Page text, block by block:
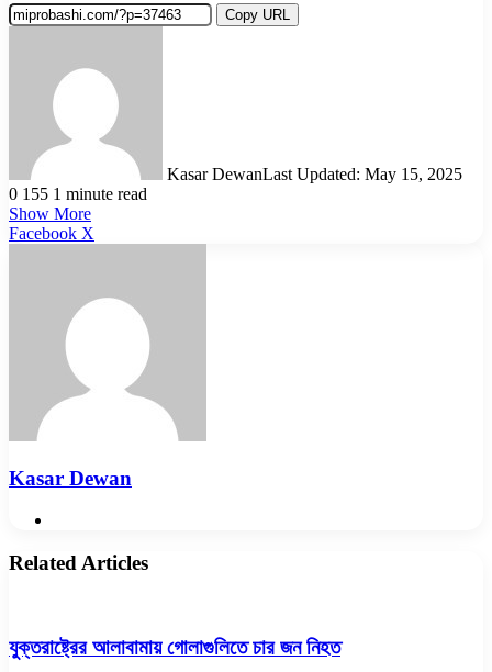
Copy URL
Kasar DewanLast Updated: May 15, 2025
0 155 1 minute read
Show More
Facebook X
Kasar Dewan
Related Articles
যুক্তরাষ্ট্রের আলাবামায় গোলাগুলিতে চার জন নিহত